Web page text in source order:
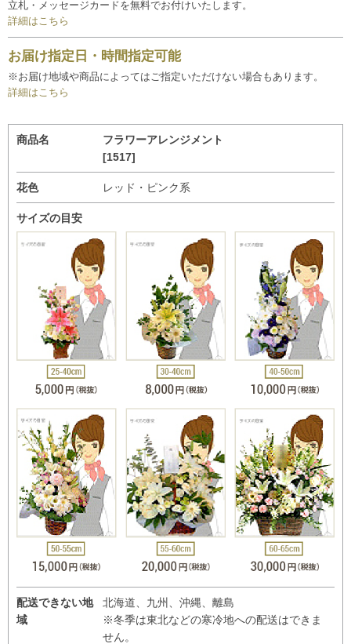
立札・メッセージカードを無料でお付けいたします。
詳細はこちら
お届け指定日・時間指定可能
※お届け地域や商品によってはご指定いただけない場合もあります。
詳細はこちら
商品名
フラワーアレンジメント
[1517]
花色 レッド・ピンク系
サイズの目安
配送できない地
域
北海道、九州、沖縄、離島
※冬季は東北などの寒冷地への配送はできま
せん。